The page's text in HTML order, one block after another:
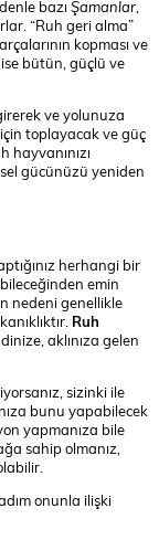
bazı Şamanlar
“Ruh geri alma”
kopması ve
bütün, güçlü ve
ve yolunuza
için toplayacak ve güç
hayvanınızı
gücünüzü yeniden
herhangi bir
emin
nedeni genellikle
Ruh
aklınıza gelen
sizinki ile
bunu yapabilecek
yapmanıza bile
sahip olmanız,
onunla ilişki